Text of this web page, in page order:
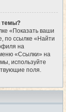
темы?
«Показать ваши
по ссылке «Найти
на
«Ссылки» на
используйте
поля.